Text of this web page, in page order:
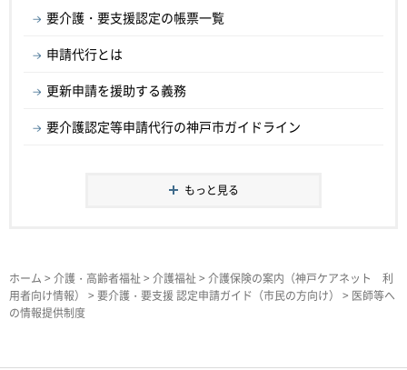
要介護・要支援認定の帳票一覧
申請代行とは
更新申請を援助する義務
要介護認定等申請代行の神戸市ガイドライン
もっと見る
ホーム > 介護・高齢者福祉 > 介護福祉 > 介護保険の案内（神戸ケアネット 利
用者向け情報）
> 要介護・要支援 認定申請ガイド（市民の方向け）
> 医師等へ
の情報提供制度